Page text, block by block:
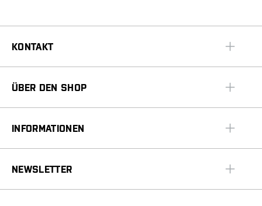
KONTAKT
ÜBER DEN SHOP
INFORMATIONEN
NEWSLETTER